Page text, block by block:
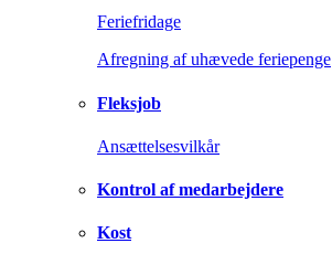
Feriefridage
Afregning af uhævede feriepenge
Fleksjob
Ansættelsesvilkår
Kontrol af medarbejdere
Kost